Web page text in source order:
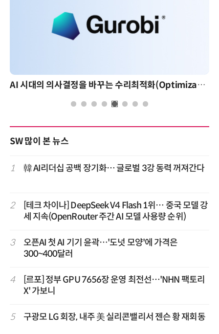
AI 시대의 의사결정을 바꾸는 수리최적화(Optimization): 실제 산업 적용 사례와 활용 전략
SW 많이 본 뉴스
1 韓 AI리더십 공백 장기화… 글로벌 3강 동력 꺼져간다
2
[테크 차이나] DeepSeek V4 Flash 1위… 중국 모델 강
세 지속(OpenRouter 주간 AI 모델 사용량 순위)
3
오픈AI 첫 AI 기기 윤곽…'도넛 모양'에 가격은
300~400달러
4
[르포] 정부 GPU 7656장 운영 최전선…'NHN 팩토리
X' 가보니
5 구광모 LG 회장, 내주 美 실리콘밸리서 젠슨 황 재회동